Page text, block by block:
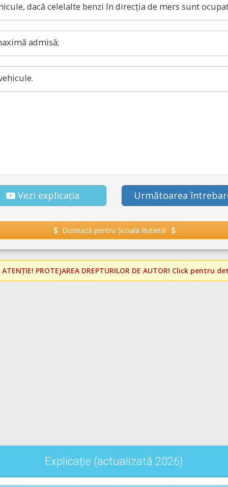
dacă celelalte benzi în direcţia de mers sunt
admisă;
Vezi explicația Următoarea
Donează pentru Școala Rutieră!
ATENȚIE! PROTEJAREA DREPTURILOR DE AUTOR! Click pentru
Explicație (actualizată 2026)